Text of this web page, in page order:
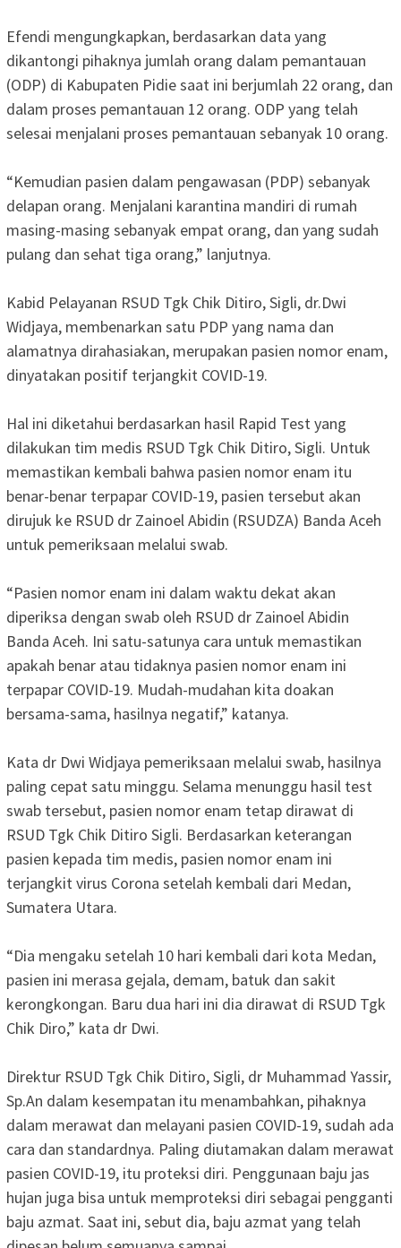
Efendi mengungkapkan, berdasarkan data yang
dikantongi pihaknya jumlah orang dalam pemantauan
(ODP) di Kabupaten Pidie saat ini berjumlah 22 orang, dan
dalam proses pemantauan 12 orang. ODP yang telah
selesai menjalani proses pemantauan sebanyak 10 orang.
“Kemudian pasien dalam pengawasan (PDP) sebanyak
delapan orang. Menjalani karantina mandiri di rumah
masing-masing sebanyak empat orang, dan yang sudah
pulang dan sehat tiga orang,” lanjutnya.
Kabid Pelayanan RSUD Tgk Chik Ditiro, Sigli, dr.Dwi
Widjaya, membenarkan satu PDP yang nama dan
alamatnya dirahasiakan, merupakan pasien nomor enam,
dinyatakan positif terjangkit COVID-19.
Hal ini diketahui berdasarkan hasil Rapid Test yang
dilakukan tim medis RSUD Tgk Chik Ditiro, Sigli. Untuk
memastikan kembali bahwa pasien nomor enam itu
benar-benar terpapar COVID-19, pasien tersebut akan
dirujuk ke RSUD dr Zainoel Abidin (RSUDZA) Banda Aceh
untuk pemeriksaan melalui swab.
“Pasien nomor enam ini dalam waktu dekat akan
diperiksa dengan swab oleh RSUD dr Zainoel Abidin
Banda Aceh. Ini satu-satunya cara untuk memastikan
apakah benar atau tidaknya pasien nomor enam ini
terpapar COVID-19. Mudah-mudahan kita doakan
bersama-sama, hasilnya negatif,” katanya.
Kata dr Dwi Widjaya pemeriksaan melalui swab, hasilnya
paling cepat satu minggu. Selama menunggu hasil test
swab tersebut, pasien nomor enam tetap dirawat di
RSUD Tgk Chik Ditiro Sigli. Berdasarkan keterangan
pasien kepada tim medis, pasien nomor enam ini
terjangkit virus Corona setelah kembali dari Medan,
Sumatera Utara.
“Dia mengaku setelah 10 hari kembali dari kota Medan,
pasien ini merasa gejala, demam, batuk dan sakit
kerongkongan. Baru dua hari ini dia dirawat di RSUD Tgk
Chik Diro,” kata dr Dwi.
Direktur RSUD Tgk Chik Ditiro, Sigli, dr Muhammad Yassir,
Sp.An dalam kesempatan itu menambahkan, pihaknya
dalam merawat dan melayani pasien COVID-19, sudah ada
cara dan standardnya. Paling diutamakan dalam merawat
pasien COVID-19, itu proteksi diri. Penggunaan baju jas
hujan juga bisa untuk memproteksi diri sebagai pengganti
baju azmat. Saat ini, sebut dia, baju azmat yang telah